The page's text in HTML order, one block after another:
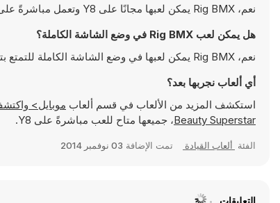
نعم، Rig BMX يمكن لعبها مجانًا على Y8 وتعمل مباشرةً على المتصفح
هل يمكن لعب Rig BMX في وضع الشاشة الكاملة؟
نعم، Rig BMX يمكن لعبها في وضع الشاشة الكاملة للتمتع بتجربة أكثر انغماسًا
أي ألعاب نجربها بعد؟
استكشف المزيد من الألعاب في قسم ألعاب موبايل> واكتشف ألعابًا شهيرة مثل
Beauty Superstar، جميعها متاح للعب مباشرةً على Y8.
الفئة ألعاب القيادة تمت الإضافة 03 نوفمبر 2014
التعليقات